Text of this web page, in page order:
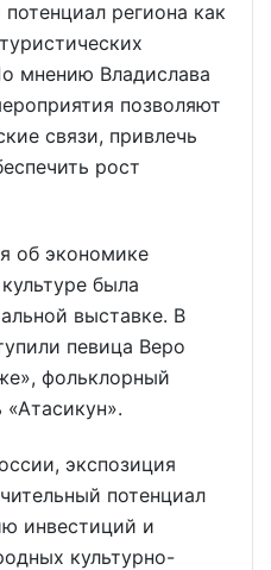
региона как
мнению Владислава
позволяют
связи, привлечь
рост
об экономике
была
выставке. В
певица Веро
фольклорный
экспозиция
потенциал
инвестиций и
культурно-